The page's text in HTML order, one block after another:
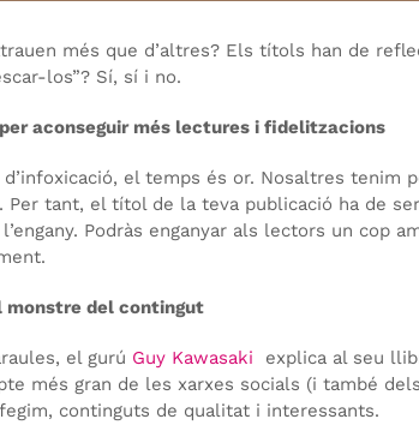
més que d’altres? Els títols han de
los”? Sí, sí i no.
aconseguir més lectures i fidelitzacions
d’infoxicació, el temps és or. Nosaltres
Per tant, el títol de la teva publicació ha de
Podràs enganyar als lectors un cop
monstre del contingut
el gurú Guy Kawasaki explica al seu
més gran de les xarxes socials (i també
continguts de qualitat i interessants.